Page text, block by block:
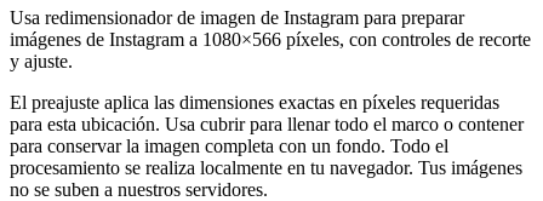
Usa redimensionador de imagen de Instagram para preparar
imágenes de Instagram a 1080×566 píxeles, con controles de recorte
y ajuste.
El preajuste aplica las dimensiones exactas en píxeles requeridas
para esta ubicación. Usa cubrir para llenar todo el marco o contener
para conservar la imagen completa con un fondo. Todo el
procesamiento se realiza localmente en tu navegador. Tus imágenes
no se suben a nuestros servidores.